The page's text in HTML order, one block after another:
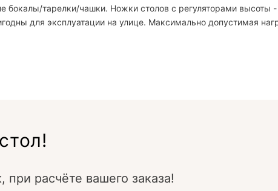
бокалы/тарелки/чашки. Ножки столов с регуляторами
для эксплуатации на улице. Максимально допустимая
при расчёте вашего заказа!